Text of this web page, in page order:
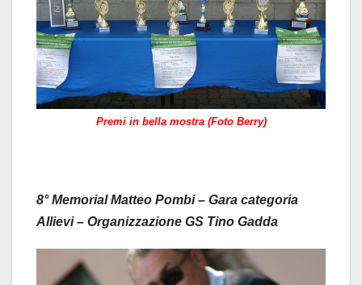
Premi in bella mostra (Foto Berry)
8° Memorial Matteo Pombi – Gara categoria
Allievi – Organizzazione GS Tino Gadda